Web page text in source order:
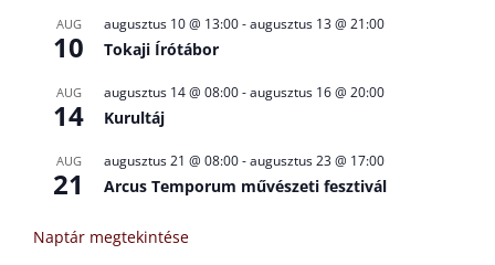
AUG
10
augusztus 10 @ 13:00-augusztus 13 @ 21:00
Tokaji Írótábor
AUG
14
augusztus 14 @ 08:00-augusztus 16 @ 20:00
Kurultáj
AUG
21
augusztus 21 @ 08:00-augusztus 23 @ 17:00
Arcus Temporum művészeti fesztivál
Naptár megtekintése